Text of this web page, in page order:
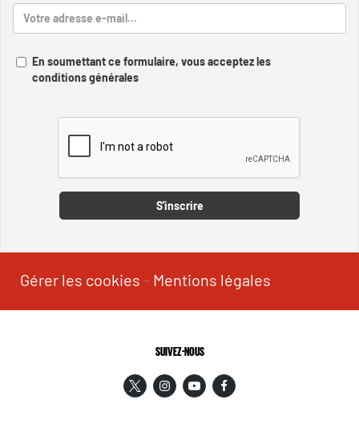
En soumettant ce formulaire, vous acceptez les
conditions générales
S'inscrire
Gérer les cookies - Mentions légales
SUIVEZ-NOUS